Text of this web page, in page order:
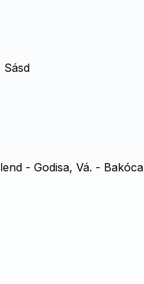
- Godisa, Vá. - Bakóca